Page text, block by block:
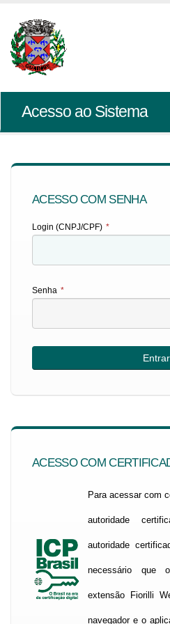
Acesso ao Sistema
ACESSO COM SENHA
Login (CNPJ/CPF) *
Senha *
ACESSO COM
Para acessar com
autoridade
autoridade
necessário que
extensão Fiorilli
navegador e o